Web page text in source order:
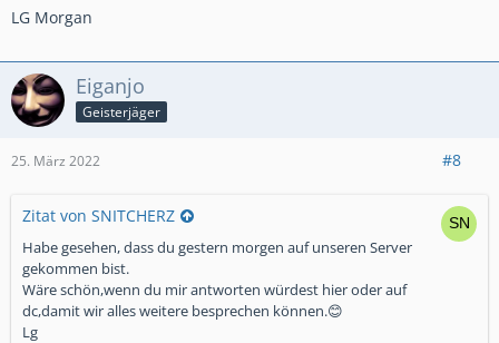
LG Morgan
Eiganjo
Geisterjäger
25. März 2022 #8
Zitat von SNITCHERZ
Habe gesehen, dass du gestern morgen auf unseren Server
gekommen bist.
Wäre schön,wenn du mir antworten würdest hier oder auf
dc,damit wir alles weitere besprechen können.😊
Lg